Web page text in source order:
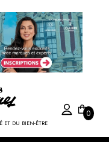
ET DU BIEN-ÊTRE
0